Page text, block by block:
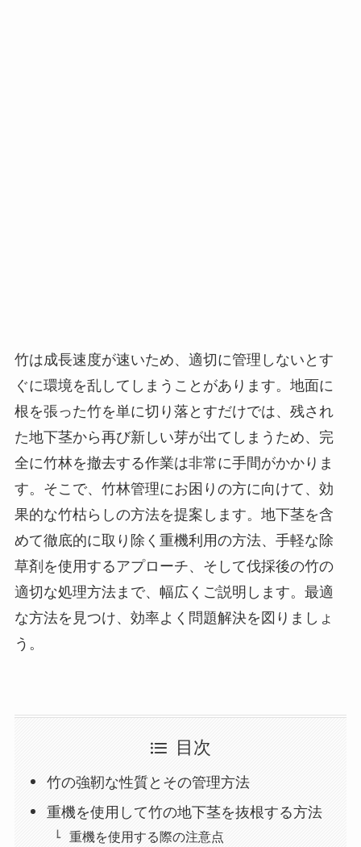
竹は成長速度が速いため、適切に管理しないとす
ぐに環境を乱してしまうことがあります。地面に
根を張った竹を単に切り落とすだけでは、残され
た地下茎から再び新しい芽が出てしまうため、完
全に竹林を撤去する作業は非常に手間がかかりま
す。そこで、竹林管理にお困りの方に向けて、効
果的な竹枯らしの方法を提案します。地下茎を含
めて徹底的に取り除く重機利用の方法、手軽な除
草剤を使用するアプローチ、そして伐採後の竹の
適切な処理方法まで、幅広くご説明します。最適
な方法を見つけ、効率よく問題解決を図りましょ
う。
目次
竹の強靭な性質とその管理方法
重機を使用して竹の地下茎を抜根する方法
重機を使用する際の注意点